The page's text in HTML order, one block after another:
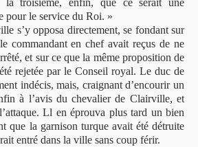
la troisième, enfin, que ce serait une
pour le service du Roi. »
s’y opposa directement, se fondant sur
commandant en chef avait reçus de ne
et sur ce que la même proposition de
rejetée par le Conseil royal. Le duc de
indécis, mais, craignant d’encourir un
à l’avis du chevalier de Clairville, et
Ll en éprouva plus tard un bien
que la garnison turque avait été détruite
entré dans la ville sans coup férir.